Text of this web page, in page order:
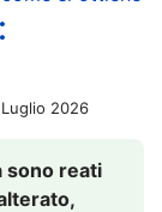
2026
sono reati